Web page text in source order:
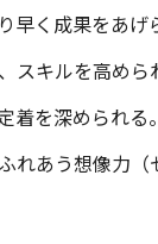
く成果をあげ
スキルを高め
を深められる。
あう想像力（